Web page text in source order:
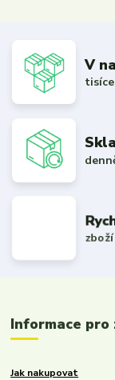
V
Informace pro
Jak nakupovat